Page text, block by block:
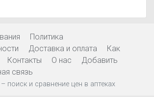
Политика
Доставка и оплата
Как
Контакты О нас
Добавить
связь
– поиск и сравнение цен в аптеках